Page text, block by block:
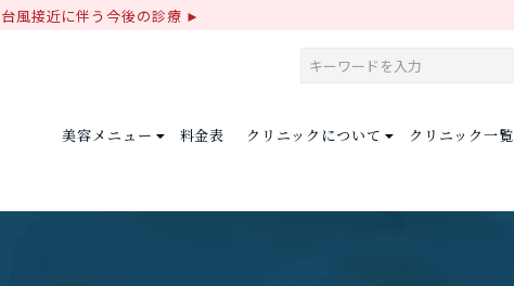
台風接近に伴う今後の診療
美容メニュー 料金表 クリニックについて クリニック一覧